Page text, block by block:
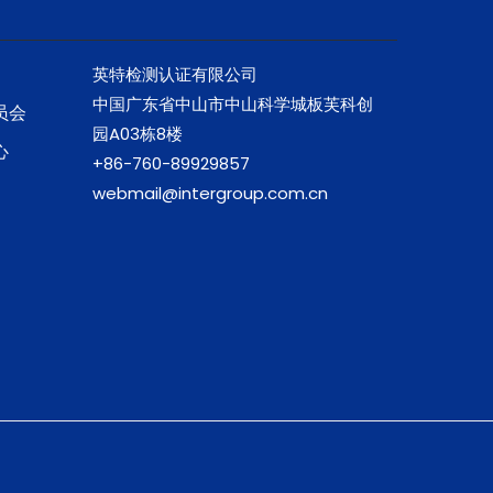
会
英特检测认证有限公司
中国广东省中山市中山科学城板芙科创
园A03栋8楼
+86-760-89929857
webmail@intergroup.com.cn